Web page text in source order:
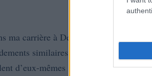
ma carrière à Deutsche Bank, j’ai
similaires avant de s’effondrer
d’eux-mêmes : une étude de